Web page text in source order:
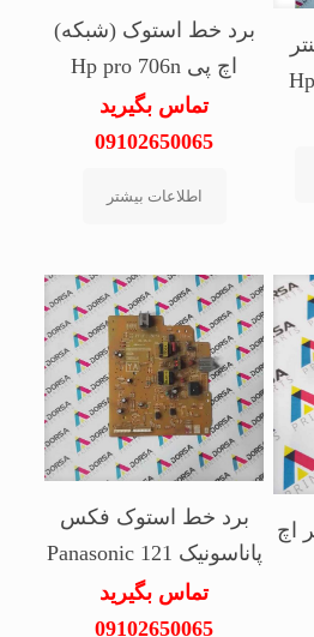
برد خط استوک (شبکه)
اچ پی Hp pro 706n
تماس بگیرید
09102650065
اطلاعات بیشتر
اچ
برد خط استوک فکس
پاناسونیک Panasonic 121
تماس بگیرید
09102650065